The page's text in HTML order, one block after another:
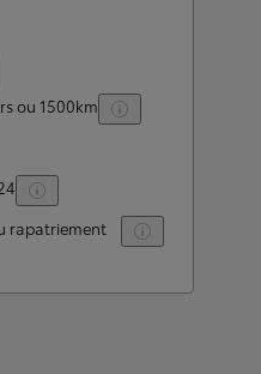
ou 1500km
rapatriement